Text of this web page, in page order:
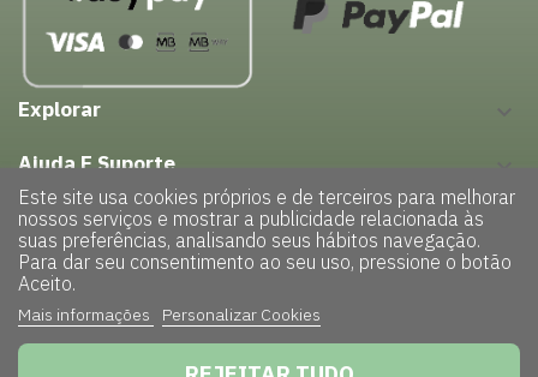
Explorar keyboard_arrow_down
Ajuda E Suporte
Este site usa cookies próprios e de terceiros para melhorar
nossos serviços e mostrar a publicidade relacionada às
suas preferências, analisando seus hábitos navegação.
Para dar seu consentimento ao seu uso, pressione o botão
Aceito.
Mais informações Personalizar Cookies
Powered byTRIGÉNIUS |Politica de Privacidade